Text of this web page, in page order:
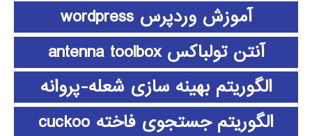
آموزش وردپرس wordpress
آنتن تولباکس antenna toolbox
الگوریتم بهینه سازی شعله-پروانه
الگوریتم جستجوی فاخته cuckoo